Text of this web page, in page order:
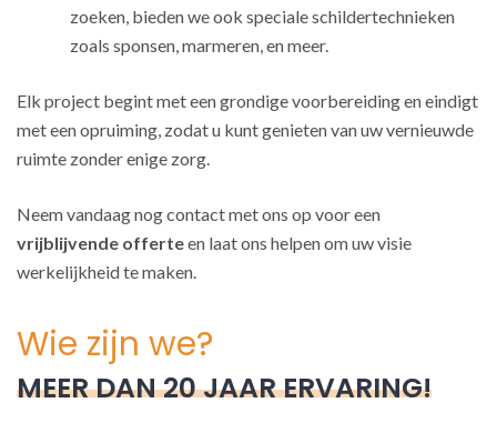
zoeken, bieden we ook speciale schildertechnieken
zoals sponsen, marmeren, en meer.
Elk project begint met een grondige voorbereiding en eindigt
met een opruiming, zodat u kunt genieten van uw vernieuwde
ruimte zonder enige zorg.
Neem vandaag nog contact met ons op voor een
vrijblijvende offerteen laat ons helpen om uw visie
werkelijkheid te maken.
Wie zijn we?
MEER DAN 20 JAAR ERVARING!